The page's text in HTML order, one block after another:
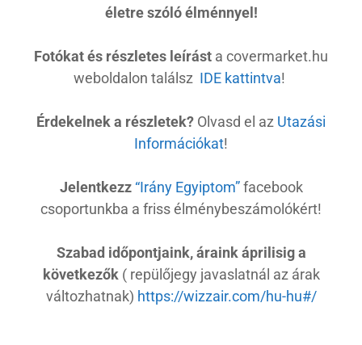
életre szóló élménnyel!
Fotókat és részletes leírást a covermarket.hu
weboldalon találsz IDE kattintva!
Érdekelnek a részletek? Olvasd el az Utazási
Információkat!
Jelentkezz “Irány Egyiptom”facebook
csoportunkba a friss élménybeszámolókért!
Szabad időpontjaink, áraink áprilisig a
következők ( repülőjegy javaslatnál az árak
változhatnak) https://wizzair.com/hu-hu#/